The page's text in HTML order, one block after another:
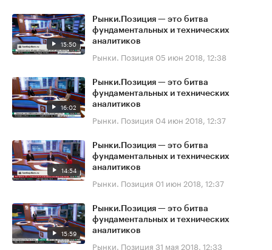
15:50
Рынки.Позиция — это битва
фундаментальных и технических
аналитиков
Рынки. Позиция 05 июн 2018, 12:38
16:02
Рынки.Позиция — это битва
фундаментальных и технических
аналитиков
Рынки. Позиция 04 июн 2018, 12:37
14:54
Рынки.Позиция — это битва
фундаментальных и технических
аналитиков
Рынки. Позиция 01 июн 2018, 12:37
15:59
Рынки.Позиция — это битва
фундаментальных и технических
аналитиков
Рынки. Позиция 31 мая 2018, 12:33